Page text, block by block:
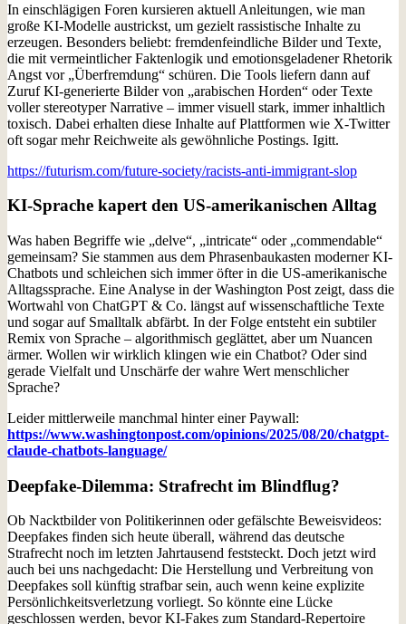
In einschlägigen Foren kursieren aktuell Anleitungen, wie man
große KI-Modelle austrickst, um gezielt rassistische Inhalte zu
erzeugen. Besonders beliebt: fremdenfeindliche Bilder und Texte,
die mit vermeintlicher Faktenlogik und emotionsgeladener Rhetorik
Angst vor „Überfremdung“ schüren. Die Tools liefern dann auf
Zuruf KI-generierte Bilder von „arabischen Horden“ oder Texte
voller stereotyper Narrative – immer visuell stark, immer inhaltlich
toxisch. Dabei erhalten diese Inhalte auf Plattformen wie X-Twitter
oft sogar mehr Reichweite als gewöhnliche Postings. Igitt.
https://futurism.com/future-society/racists-anti-immigrant-slop
KI-Sprache kapert den US-amerikanischen Alltag
Was haben Begriffe wie „delve“, „intricate“ oder „commendable“
gemeinsam? Sie stammen aus dem Phrasenbaukasten moderner KI-
Chatbots und schleichen sich immer öfter in die US-amerikanische
Alltagssprache. Eine Analyse in der Washington Post zeigt, dass die
Wortwahl von ChatGPT & Co. längst auf wissenschaftliche Texte
und sogar auf Smalltalk abfärbt. In der Folge entsteht ein subtiler
Remix von Sprache – algorithmisch geglättet, aber um Nuancen
ärmer. Wollen wir wirklich klingen wie ein Chatbot? Oder sind
gerade Vielfalt und Unschärfe der wahre Wert menschlicher
Sprache?
Leider mittlerweile manchmal hinter einer Paywall:
https://www.washingtonpost.com/opinions/2025/08/20/chatgpt-
claude-chatbots-language/
Deepfake-Dilemma: Strafrecht im Blindflug?
Ob Nacktbilder von Politikerinnen oder gefälschte Beweisvideos:
Deepfakes finden sich heute überall, während das deutsche
Strafrecht noch im letzten Jahrtausend feststeckt. Doch jetzt wird
auch bei uns nachgedacht: Die Herstellung und Verbreitung von
Deepfakes soll künftig strafbar sein, auch wenn keine explizite
Persönlichkeitsverletzung vorliegt. So könnte eine Lücke
geschlossen werden, bevor KI-Fakes zum Standard-Repertoire